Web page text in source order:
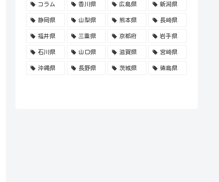
コラム 香川県 広島県 新潟県
静岡県 山梨県 熊本県 長崎県
福井県 三重県 京都府 岩手県
石川県 山口県 滋賀県 宮崎県
沖縄県 長野県 茨城県 徳島県